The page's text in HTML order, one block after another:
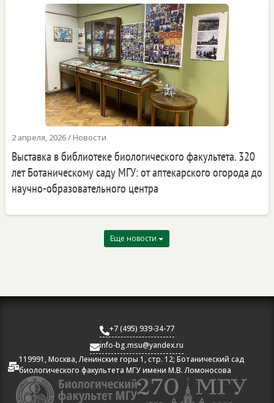
2 апреля, 2026/Новости
Выставка в библиотеке биологического факультета. 320
лет Ботаническому саду МГУ: от аптекарского огорода до
научно-образовательного центра
Еще новости
+7 (495) 939-34-77
info-bg.msu@yandex.ru

119991, Москва, Ленинские горы 1, стр. 12; Ботанический сад
биологического факультета МГУ имени М.В. Ломоносова